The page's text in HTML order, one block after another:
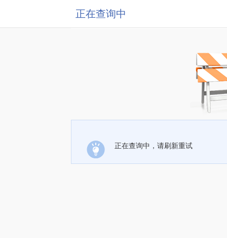
正在查询中
正在查询中，请刷新重试